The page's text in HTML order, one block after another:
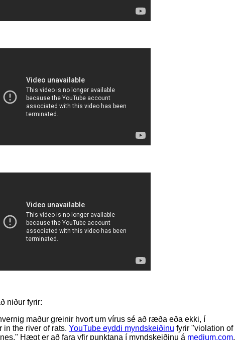
niður fyrir:
maður greinir hvort um vírus sé að ræða eða ekki, í
in the river of rats. YouTube eyddi myndskeiðinu fyrir "violation of
Hægt er að fara yfir punktana í myndskeiðinu á medium.com.